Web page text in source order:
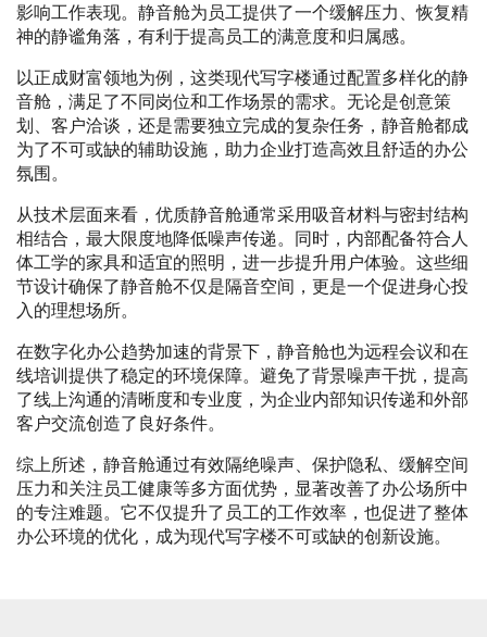
影响工作表现。静音舱为员工提供了一个缓解压力、恢复精
神的静谧角落，有利于提高员工的满意度和归属感。
以正成财富领地为例，这类现代写字楼通过配置多样化的静
音舱，满足了不同岗位和工作场景的需求。无论是创意策
划、客户洽谈，还是需要独立完成的复杂任务，静音舱都成
为了不可或缺的辅助设施，助力企业打造高效且舒适的办公
氛围。
从技术层面来看，优质静音舱通常采用吸音材料与密封结构
相结合，最大限度地降低噪声传递。同时，内部配备符合人
体工学的家具和适宜的照明，进一步提升用户体验。这些细
节设计确保了静音舱不仅是隔音空间，更是一个促进身心投
入的理想场所。
在数字化办公趋势加速的背景下，静音舱也为远程会议和在
线培训提供了稳定的环境保障。避免了背景噪声干扰，提高
了线上沟通的清晰度和专业度，为企业内部知识传递和外部
客户交流创造了良好条件。
综上所述，静音舱通过有效隔绝噪声、保护隐私、缓解空间
压力和关注员工健康等多方面优势，显著改善了办公场所中
的专注难题。它不仅提升了员工的工作效率，也促进了整体
办公环境的优化，成为现代写字楼不可或缺的创新设施。